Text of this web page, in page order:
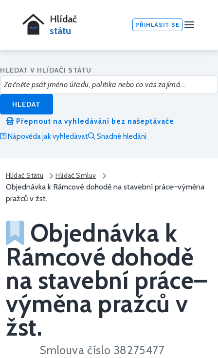
Hlídač
státu
PŘIHLÁSIT SE
HLEDAT V HLÍDAČI STÁTU
HLEDAT
Přepnout na vyhledávání bez našeptávače
Nápověda jak vyhledávat
Snadné hledání
Hlídač Státu Hlídač Smluv
Objednávka k Rámcové dohodě na stavební práce–výměna
pražců v žst.
Objednávka k
Rámcové dohodě
na stavební práce–
výměna pražců v
žst.
Smlouva číslo 38275477